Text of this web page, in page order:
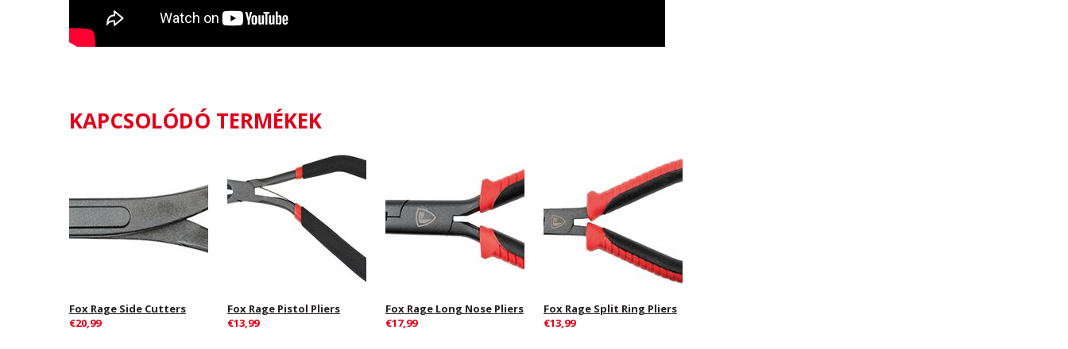
KAPCSOLÓDÓ TERMÉKEK
Fox Rage Side Cutters
€20,99
Fox Rage Pistol Pliers
€13,99
Fox Rage Long Nose Pliers
€17,99
Fox Rage Split Ring Pliers
€13,99